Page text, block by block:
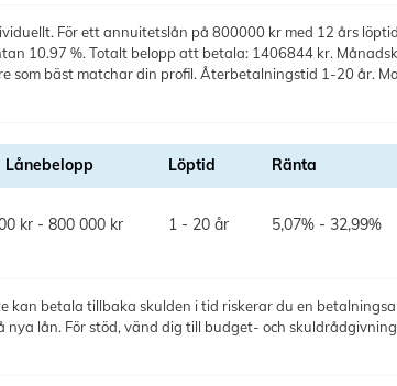
För ett annuitetslån på 800000 kr med 12 års
10.97 %. Totalt belopp att betala: 1406844 kr.
som bäst matchar din profil. Återbetalningstid 1-20 år.
Lånebelopp Löptid Ränta
kr - 800 000 kr 1 - 20 år 5,07% - 32,99%
kan betala tillbaka skulden i tid riskerar du en
nya lån. För stöd, vänd dig till budget- och